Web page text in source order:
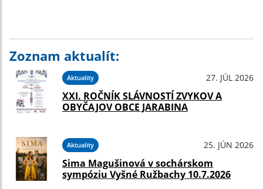
Zoznam aktualít:
Aktuality 27. JÚL 2026
XXI. ROČNÍK SLÁVNOSTÍ ZVYKOV A
OBYČAJOV OBCE JARABINA
Aktuality 25. JÚN 2026
Sima Magušinová v sochárskom
sympóziu Vyšné Ružbachy 10.7.2026